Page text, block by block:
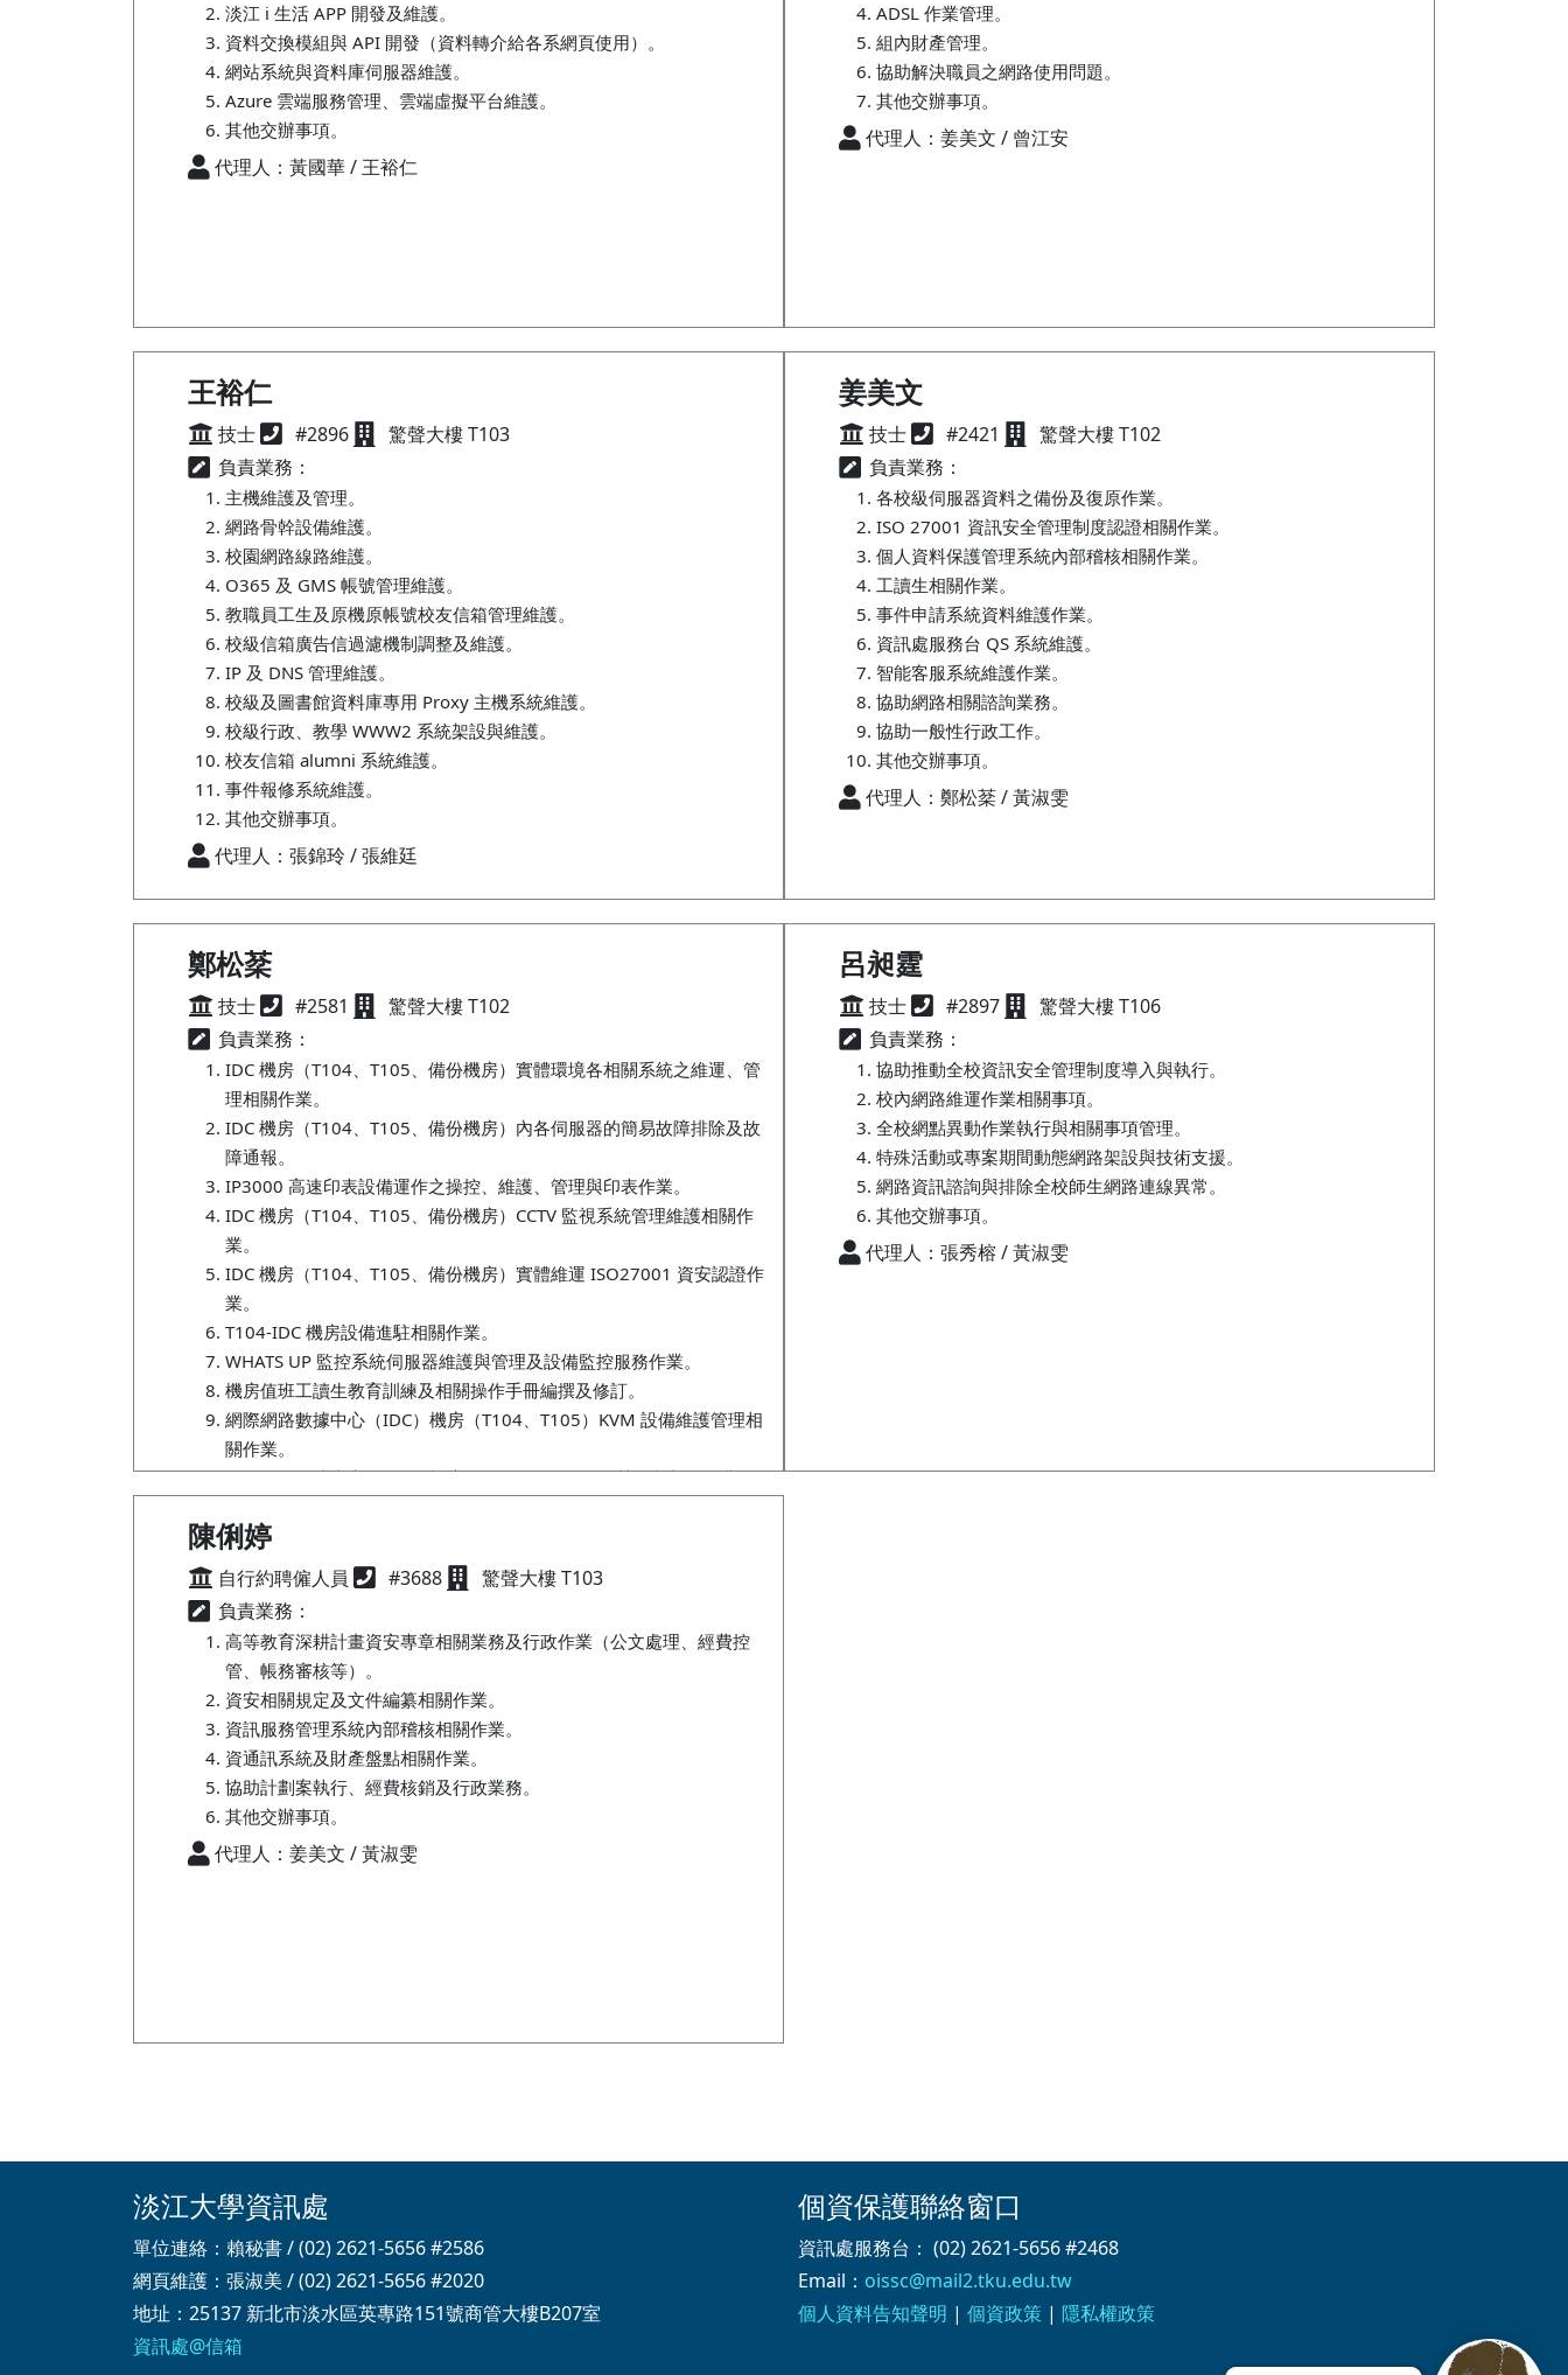
淡江 i 生活 APP 開發及維護。
資料交換模組與 API 開發（資料轉介給各系網頁使用）。
網站系統與資料庫伺服器維護。
Azure 雲端服務管理、雲端虛擬平台維護。
其他交辦事項。
代理人：黃國華 / 王裕仁
ADSL 作業管理。
組內財產管理。
協助解決職員之網路使用問題。
其他交辦事項。
代理人：姜美文 / 曾江安
王裕仁
技士 #2896
驚聲大樓 T103
負責業務：
主機維護及管理。
網路骨幹設備維護。
校園網路線路維護。
O365 及 GMS 帳號管理維護。
教職員工生及原機原帳號校友信箱管理維護。
校級信箱廣告信過濾機制調整及維護。
IP 及 DNS 管理維護。
校級及圖書館資料庫專用 Proxy 主機系統維護。
校級行政、教學 WWW2 系統架設與維護。
校友信箱 alumni 系統維護。
事件報修系統維護。
其他交辦事項。
代理人：張錦玲 / 張維廷
姜美文
技士 #2421
驚聲大樓 T102
負責業務：
各校級伺服器資料之備份及復原作業。
ISO 27001 資訊安全管理制度認證相關作業。
個人資料保護管理系統內部稽核相關作業。
工讀生相關作業。
事件申請系統資料維護作業。
資訊處服務台 QS 系統維護。
智能客服系統維護作業。
協助網路相關諮詢業務。
協助一般性行政工作。
其他交辦事項。
代理人：鄭松棻 / 黃淑雯
鄭松棻
技士 #2581
驚聲大樓 T102
負責業務：
IDC 機房（T104、T105、備份機房）實體環境各相關系統之維運、管
理相關作業。
IDC 機房（T104、T105、備份機房）內各伺服器的簡易故障排除及故
障通報。
IP3000 高速印表設備運作之操控、維護、管理與印表作業。
IDC 機房（T104、T105、備份機房）CCTV 監視系統管理維護相關作
業。
IDC 機房（T104、T105、備份機房）實體維運 ISO27001 資安認證作
業。
T104-IDC 機房設備進駐相關作業。
WHATS UP 監控系統伺服器維護與管理及設備監控服務作業。
機房值班工讀生教育訓練及相關操作手冊編撰及修訂。
網際網路數據中心（IDC）機房（T104、T105）KVM 設備維護管理相
關作業。
網際網路數據中心（IDC）機房（T104、T105）門禁管制相關作業。
其他交辦事項。
代理人：黃國華 / 姜美文
呂昶霆
技士 #2897
驚聲大樓 T106
負責業務：
協助推動全校資訊安全管理制度導入與執行。
校內網路維運作業相關事項。
全校網點異動作業執行與相關事項管理。
特殊活動或專案期間動態網路架設與技術支援。
網路資訊諮詢與排除全校師生網路連線異常。
其他交辦事項。
代理人：張秀榕 / 黃淑雯
陳俐婷
自行約聘僱人員 #3688
驚聲大樓 T103
負責業務：
高等教育深耕計畫資安專章相關業務及行政作業（公文處理、經費控
管、帳務審核等）。
資安相關規定及文件編纂相關作業。
資訊服務管理系統內部稽核相關作業。
資通訊系統及財產盤點相關作業。
協助計劃案執行、經費核銷及行政業務。
其他交辦事項。
代理人：姜美文 / 黃淑雯
淡江大學資訊處
單位連絡：賴秘書 / (02) 2621-5656 #2586
網頁維護：張淑美 / (02) 2621-5656 #2020
地址：25137 新北市淡水區英專路151號商管大樓B207室
資訊處@信箱
個資保護聯絡窗口
資訊處服務台： (02) 2621-5656 #2468
Email： oissc@mail2.tku.edu.tw
個人資料告知聲明 | 個資政策 | 隱私權政策